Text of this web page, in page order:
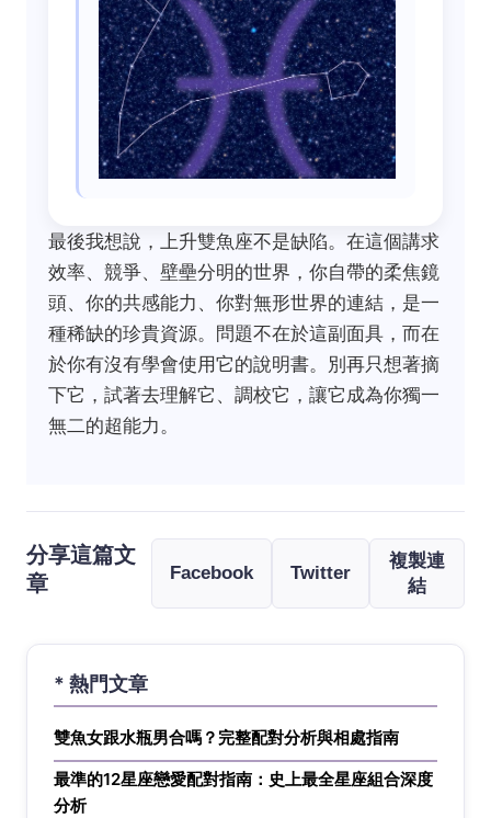
最後我想說，上升雙魚座不是缺陷。在這個講求
效率、競爭、壁壘分明的世界，你自帶的柔焦鏡
頭、你的共感能力、你對無形世界的連結，是一
種稀缺的珍貴資源。問題不在於這副面具，而在
於你有沒有學會使用它的說明書。別再只想著摘
下它，試著去理解它、調校它，讓它成為你獨一
無二的超能力。
分享這篇文
章
Facebook Twitter
複製連
結
* 熱門文章
雙魚女跟水瓶男合嗎？完整配對分析與相處指南
最準的12星座戀愛配對指南：史上最全星座組合深度
分析